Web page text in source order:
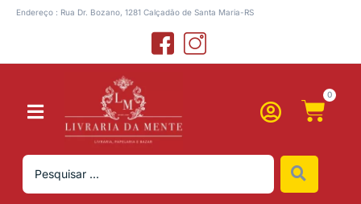
Endereço : Rua Dr. Bozano, 1281 Calçadão de Santa Maria-RS
0